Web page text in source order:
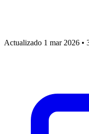
Actualizado 1 mar 2026 •